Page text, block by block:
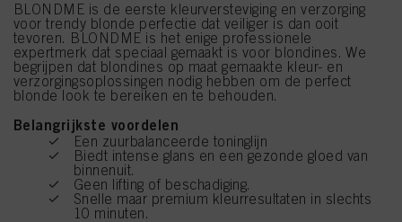
BLONDME is de eerste kleurversteviging en verzorging
voor trendy blonde perfectie dat veiliger is dan ooit
tevoren. BLONDME is het enige professionele
expertmerk dat speciaal gemaakt is voor blondines. We
begrijpen dat blondines op maat gemaakte kleur- en
verzorgingsoplossingen nodig hebben om de perfect
blonde look te bereiken en te behouden.
Belangrijkste voordelen
Een zuurbalanceerde toninglijn
Biedt intense glans en een gezonde gloed van
binnenuit.
Geen lifting of beschadiging.
Snelle maar premium kleurresultaten in slechts
10 minuten.